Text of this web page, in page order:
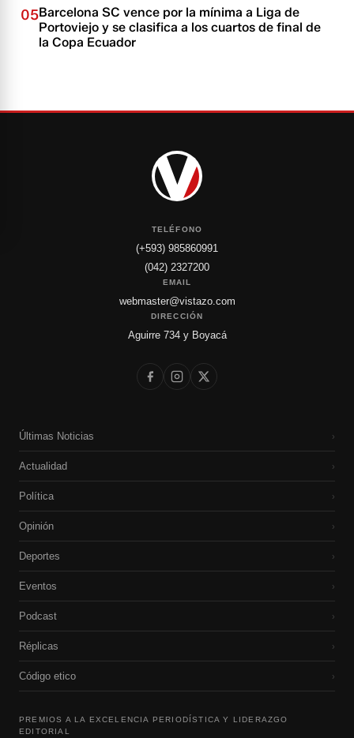
05Barcelona SC vence por la mínima a Liga de
Portoviejo y se clasifica a los cuartos de final de
la Copa Ecuador
TELÉFONO
(+593) 985860991
(042) 2327200
EMAIL
webmaster@vistazo.com
DIRECCIÓN
Aguirre 734 y Boyacá
Últimas Noticias ›
Actualidad ›
Política ›
Opinión ›
Deportes ›
Eventos ›
Podcast ›
Réplicas ›
Código etico ›
PREMIOS A LA EXCELENCIA PERIODÍSTICA Y LIDERAZGO
EDITORIAL